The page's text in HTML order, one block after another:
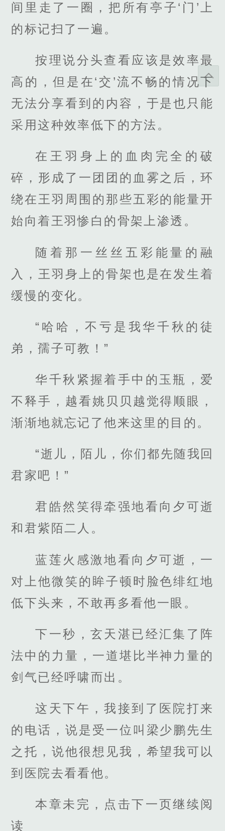
间里走了一圈，把所有亭子‘门’上
的标记扫了一遍。
按理说分头查看应该是效率最
高的，但是在‘交’流不畅的情况下
无法分享看到的内容，于是也只能
采用这种效率低下的方法。
在王羽身上的血肉完全的破
碎，形成了一团团的血雾之后，环
绕在王羽周围的那些五彩的能量开
始向着王羽惨白的骨架上渗透。
随着那一丝丝五彩能量的融
入，王羽身上的骨架也是在发生着
缓慢的变化。
“哈哈，不亏是我华千秋的徒
弟，孺子可教！”
华千秋紧握着手中的玉瓶，爱
不释手，越看姚贝贝越觉得顺眼，
渐渐地就忘记了他来这里的目的。
“逝儿，陌儿，你们都先随我回
君家吧！”
君皓然笑得牵强地看向夕可逝
和君紫陌二人。
蓝莲火感激地看向夕可逝，一
对上他微笑的眸子顿时脸色绯红地
低下头来，不敢再多看他一眼。
下一秒，玄天湛已经汇集了阵
法中的力量，一道堪比半神力量的
剑气已经呼啸而出。
这天下午，我接到了医院打来
的电话，说是受一位叫梁少鹏先生
之托，说他很想见我，希望我可以
到医院去看看他。
本章未完，点击下一页继续阅
读